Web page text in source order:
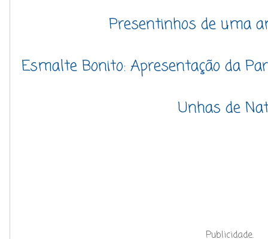
Presentinhos de uma
Esmalte Bonito: Apresentação da
Unhas de
Publicidade.